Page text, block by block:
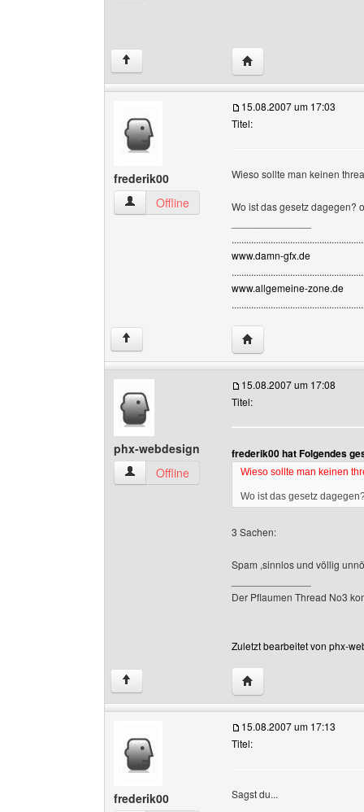
↑ Website dieses
frederik00
frederik00 Benutzer-Profile anzeigen
Offline
15.08.2007 um 17:03
Titel:
Wieso sollte man keinen
Wo ist das gesetz dagegen?
www.damn-gfx.de
www.allgemeine-zone.de
↑ Website dieses
phx-webdesign
phx-webdesign Benutzer-Profile anzeigen
Offline
15.08.2007 um 17:08
Titel:
frederik00 hat Folgendes
Wieso sollte man keinen
Wo ist das gesetz
3 Sachen:
Spam ,sinnlos und völlig
Der Pflaumen Thread No3
Zuletzt bearbeitet von phx-
↑ Website dieses
frederik00
15.08.2007 um 17:13
Titel:
Sagst du...